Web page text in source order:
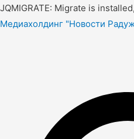
JQMIGRATE: Migrate is
Медиахолдинг "Новости